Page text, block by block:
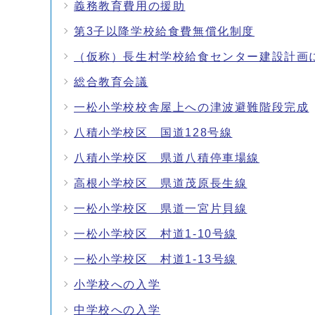
義務教育費用の援助
第3子以降学校給食費無償化制度
（仮称）長生村学校給食センター建設計画
総合教育会議
一松小学校校舎屋上への津波避難階段完成
八積小学校区 国道128号線
八積小学校区 県道八積停車場線
高根小学校区 県道茂原長生線
一松小学校区 県道一宮片貝線
一松小学校区 村道1-10号線
一松小学校区 村道1-13号線
小学校への入学
中学校への入学